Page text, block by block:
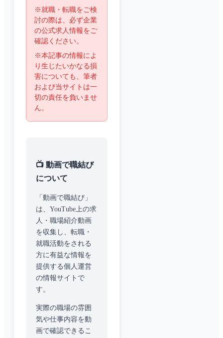
※就職・転職をご検
討の際は、必ず企業
の公式求人情報をご
確認ください。
※本記事の情報によ
り生じたいかなる損
害についても、筆者
および当サイトは一
切の責任を負いませ
ん。
📺 動画で職結び
について
「動画で職結び」
は、YouTube上の求
人・職場紹介動画
を収集し、転職・
就職活動をされる
方に有益な情報を
提供する個人運営
の情報サイトで
す。
実際の職場の雰囲
気や仕事内容を動
画で確認できるこ